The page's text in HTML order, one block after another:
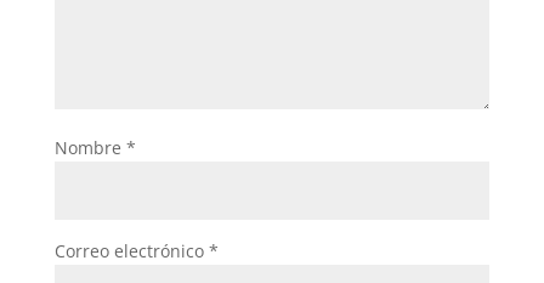
Nombre *
Correo electrónico *